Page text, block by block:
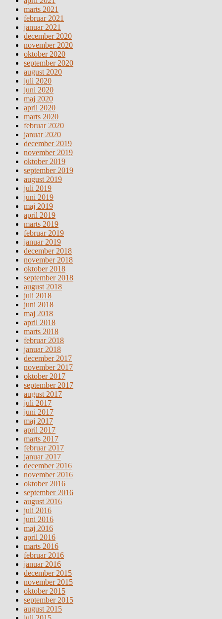
marts 2021
februar 2021
januar 2021
december 2020
november 2020
oktober 2020
september 2020
august 2020
juli 2020
juni 2020
maj 2020
april 2020
marts 2020
februar 2020
januar 2020
december 2019
november 2019
oktober 2019
september 2019
august 2019
juli 2019
juni 2019
maj 2019
april 2019
marts 2019
februar 2019
januar 2019
december 2018
november 2018
oktober 2018
september 2018
august 2018
juli 2018
juni 2018
maj 2018
april 2018
marts 2018
februar 2018
januar 2018
december 2017
november 2017
oktober 2017
september 2017
august 2017
juli 2017
juni 2017
maj 2017
april 2017
marts 2017
februar 2017
januar 2017
december 2016
november 2016
oktober 2016
september 2016
august 2016
juli 2016
juni 2016
maj 2016
april 2016
marts 2016
februar 2016
januar 2016
december 2015
november 2015
oktober 2015
september 2015
august 2015